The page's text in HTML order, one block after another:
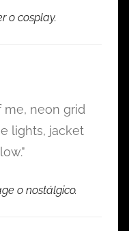
o cosplay.
me, neon grid
lights, jacket
o nostálgico.